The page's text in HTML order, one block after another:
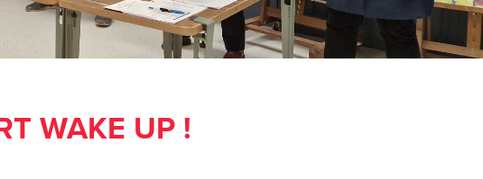
WAKE UP !